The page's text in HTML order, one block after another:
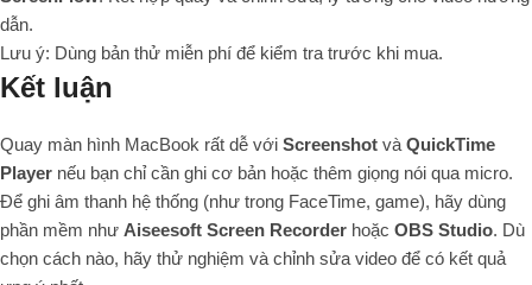
dẫn.
Lưu ý: Dùng bản thử miễn phí để kiểm tra trước khi mua.
Kết luận
Quay màn hình MacBook rất dễ với Screenshot và QuickTime
Player nếu bạn chỉ cần ghi cơ bản hoặc thêm giọng nói qua micro.
Để ghi âm thanh hệ thống (như trong FaceTime, game), hãy dùng
phần mềm như Aiseesoft Screen Recorder hoặc OBS Studio. Dù
chọn cách nào, hãy thử nghiệm và chỉnh sửa video để có kết quả